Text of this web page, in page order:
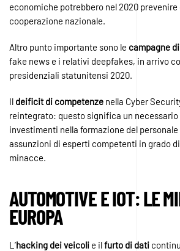
economiche potrebbero nel 2020
cooperazione nazionale.
Altro punto importante sono le campagne di
fake news e i relativi deepfakes, in arrivo
presidenziali statunitensi 2020.
Il deificit di competenze nella Cyber
reintegrato: questo significa un necessario
investimenti nella formazione del
assunzioni di esperti competenti in grado
minacce.
AUTOMOTIVE E IOT: LE
EUROPA
L’hacking deiveicoli e ilfurto di dati